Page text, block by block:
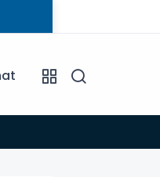
Uyanacağız"